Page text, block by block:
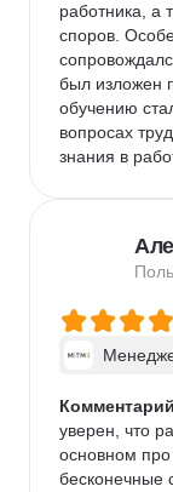
работника, а
споров.
был изложен
обучению
вопросах
знания в
уверен, что
основном
бесконечные